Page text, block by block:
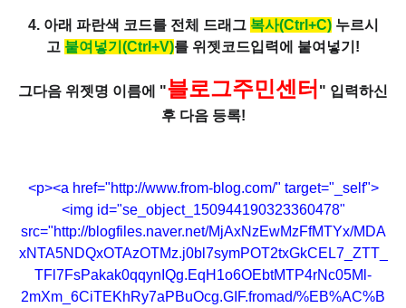
4. 아래 파란색 코드를 전체 드래그 복사(Ctrl+C)누르시
고 붙여넣기(Ctrl+V)를 위젯코드입력에 붙여넣기!
그다음 위젯명 이름에 "블로그주민센터 " 입력하신
후 다음 등록!
<p><a href="http://www.from-blog.com/" target="_self">
<img id="se_object_150944190323360478"
src="http://blogfiles.naver.net/MjAxNzEwMzFfMTYx/MDA
xNTA5NDQxOTAzOTMz.j0bl7symPOT2txGkCEL7_ZTT_
TFl7FsPakak0qqynIQg.EqH1o6OEbtMTP4rNc05Ml-
2mXm_6CiTEKhRy7aPBuOcg.GIF.fromad/%EB%AC%B